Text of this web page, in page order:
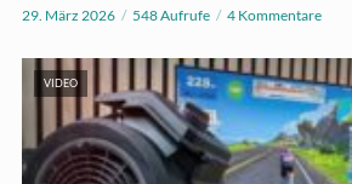
29. März 2026 548 Aufrufe 4 Kommentare
VIDEO